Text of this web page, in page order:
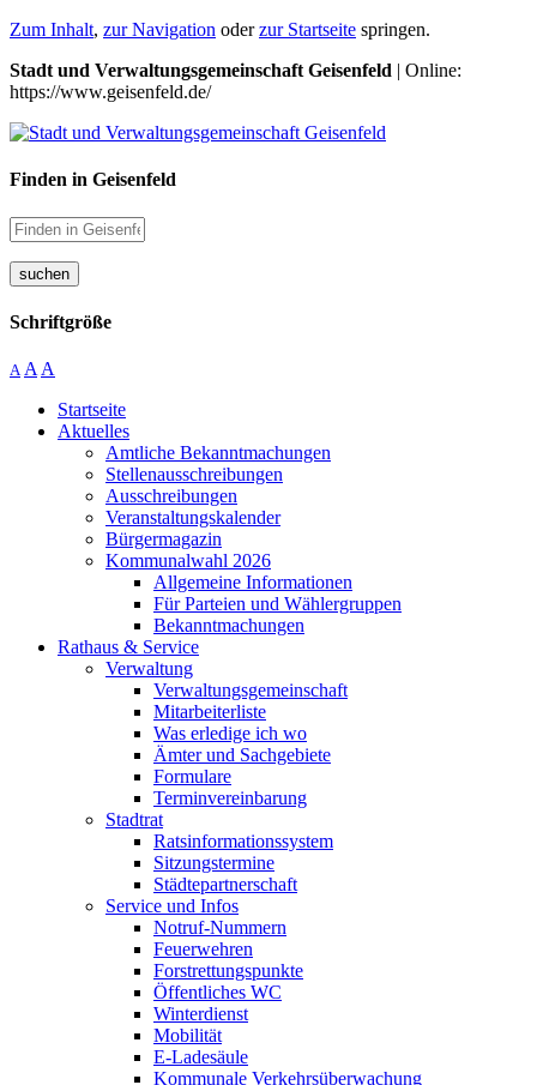
Zum Inhalt, zur Navigation oderzur Startseite springen.
Stadt und Verwaltungsgemeinschaft Geisenfeld | Online:
https://www.geisenfeld.de/
Finden in Geisenfeld
suchen
Schriftgröße
A A A
Startseite
Aktuelles
Amtliche Bekanntmachungen
Stellenausschreibungen
Ausschreibungen
Veranstaltungskalender
Bürgermagazin
Kommunalwahl 2026
Allgemeine Informationen
Für Parteien und Wählergruppen
Bekanntmachungen
Rathaus & Service
Verwaltung
Verwaltungsgemeinschaft
Mitarbeiterliste
Was erledige ich wo
Ämter und Sachgebiete
Formulare
Terminvereinbarung
Stadtrat
Ratsinformationssystem
Sitzungstermine
Städtepartnerschaft
Service und Infos
Notruf-Nummern
Feuerwehren
Forstrettungspunkte
Öffentliches WC
Winterdienst
Mobilität
E-Ladesäule
Kommunale Verkehrsüberwachung